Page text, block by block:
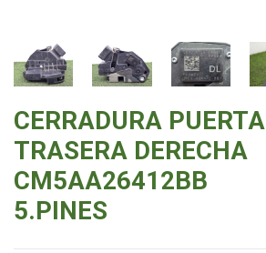
CERRADURA PUERTA
TRASERA DERECHA
CM5AA26412BB
5.PINES